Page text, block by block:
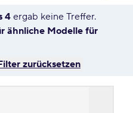
4 ergab keine Treffer.
ähnliche Modelle für
zurücksetzen